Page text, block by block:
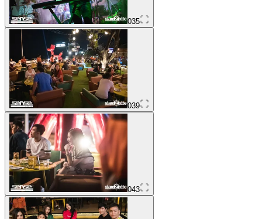
035
039
043